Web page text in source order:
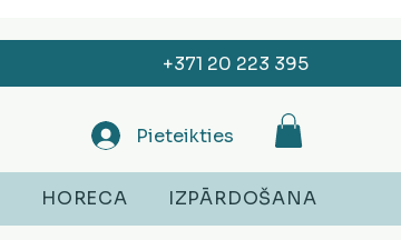
+371 20 223 395
Pieteikties
HORECA IZPĀRDOŠANA